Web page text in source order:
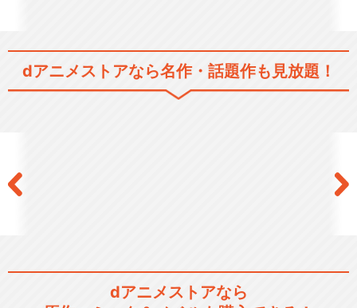
dアニメストアなら名作・話題作も見放題！
dアニメストアなら